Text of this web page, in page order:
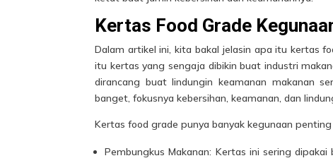
Kertas Food Grade
Dalam artikel ini, kita bakal jelasin apa itu kertas
itu kertas yang sengaja dibikin buat industri
dirancang buat lindungin keamanan makanan
banget, fokusnya kebersihan, keamanan, dan
Kertas food grade punya banyakkegunaan penting
Pembungkus Makanan: Kertas ini sering dipakai